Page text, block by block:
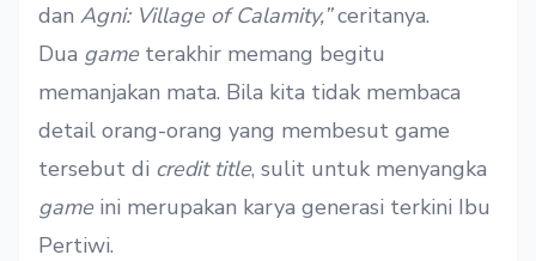
dan Agni: Village of Calamity,”ceritanya.
Dua game terakhir memang begitu
memanjakan mata. Bila kita tidak membaca
detail orang-orang yang membesut game
tersebut di credit title, sulit untuk menyangka
game ini merupakan karya generasi terkini Ibu
Pertiwi.